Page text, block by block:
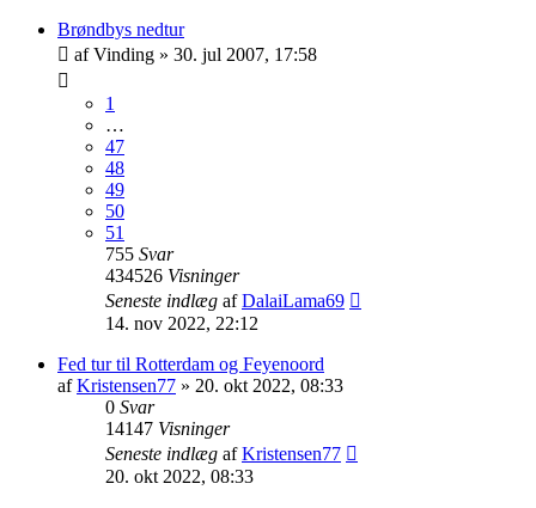
Brøndbys nedtur
afVinding » 30. jul 2007, 17:58
1
…
47
48
49
50
51
755 Svar
434526 Visninger
Seneste indlæg afDalaiLama69
14. nov 2022, 22:12
Fed tur til Rotterdam og Feyenoord
afKristensen77 » 20. okt 2022, 08:33
0 Svar
14147 Visninger
Seneste indlæg afKristensen77
20. okt 2022, 08:33